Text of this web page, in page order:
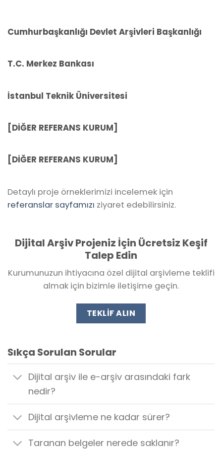
Cumhurbaşkanlığı Devlet Arşivleri Başkanlığı
T.C. Merkez Bankası
İstanbul Teknik Üniversitesi
[DİĞER REFERANS KURUM]
[DİĞER REFERANS KURUM]
Detaylı proje örneklerimizi incelemek için
referanslar sayfamızı ziyaret edebilirsiniz.
Dijital Arşiv Projeniz İçin Ücretsiz Keşif
Talep Edin
Kurumunuzun ihtiyacına özel dijital arşivleme teklifi
almak için bizimle iletişime geçin.
TEKLIF ALIN
Sıkça Sorulan Sorular
Dijital arşiv ile e-arşiv arasındaki fark
nedir?
Dijital arşivleme ne kadar sürer?
Taranan belgeler nerede saklanır?